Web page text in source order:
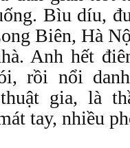
Bìu díu,
Biên, Hà
Anh hết
rồi nổi
gia, là
tay, nhiều